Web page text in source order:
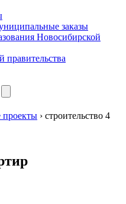
заказы
Новосибирской
правительства
› строительство 4